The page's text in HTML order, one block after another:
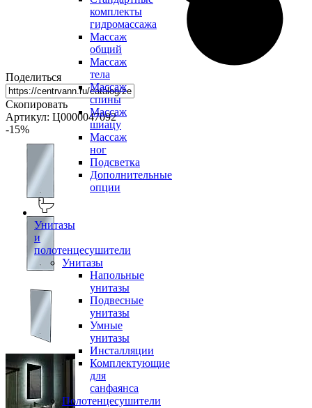
комплекты
гидромассажа
Массаж
общий
Массаж
тела
Массаж
спины
Массаж
шиацу
Массаж
ног
Подсветка
Дополнительные
опции
Унитазы
и
полотенцесушители
Унитазы
Напольные
унитазы
Подвесные
унитазы
Умные
унитазы
Инсталляции
Комплектующие
для
санфаянса
Полотенцесушители
Поделиться
Скопировать
Артикул: Ц0000047092
-15%